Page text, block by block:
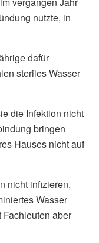
nutzte, in
dafür
steriles Wasser
die Infektion nicht
bringen
Hauses nicht auf
nicht infizieren,
Wasser
aber